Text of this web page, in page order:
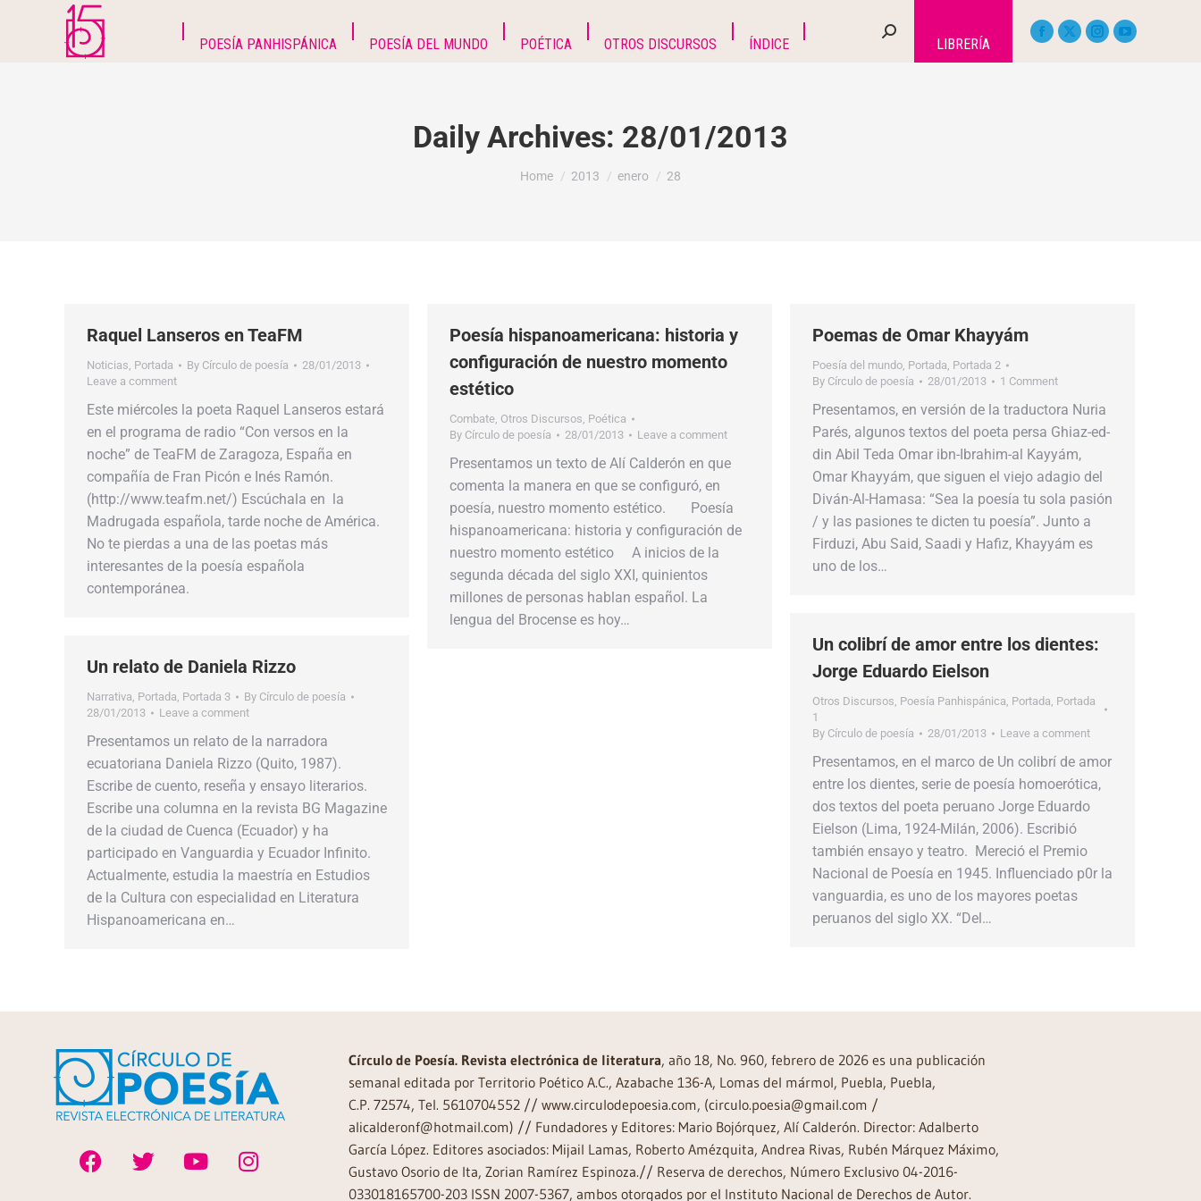
POESÍA PANHISPÁNICA POESÍA DEL MUNDO POÉTICA OTROS DISCURSOS ÍNDICE LIBRERÍA
Daily Archives: 28/01/2013
You are here:
Home 2013 enero 28
Raquel Lanseros en TeaFM
Noticias, Portada By Círculo de poesía
28/01/2013
Leave a comment
Este miércoles la poeta Raquel Lanseros estará
en el programa de radio “Con versos en la
noche” de TeaFM de Zaragoza, España en
compañía de Fran Picón e Inés Ramón.
(http://www.teafm.net/) Escúchala en la
Madrugada española, tarde noche de América.
No te pierdas a una de las poetas más
interesantes de la poesía española
contemporánea.
Poesía hispanoamericana: historia y
configuración de nuestro momento
estético
Combate, Otros Discursos, Poética
By Círculo de poesía 28/01/2013 Leave a comment
Presentamos un texto de Alí Calderón en que
comenta la manera en que se configuró, en
poesía, nuestro momento estético. Poesía
hispanoamericana: historia y configuración de
nuestro momento estético A inicios de la
segunda década del siglo XXI, quinientos
millones de personas hablan español. La
lengua del Brocense es hoy…
Poemas de Omar Khayyám
Poesía del mundo, Portada, Portada 2
By Círculo de poesía 28/01/2013 1 Comment
Presentamos, en versión de la traductora Nuria
Parés, algunos textos del poeta persa Ghiaz-ed-
din Abil Teda Omar ibn-Ibrahim-al Kayyám,
Omar Khayyám, que siguen el viejo adagio del
Diván-Al-Hamasa: “Sea la poesía tu sola pasión
/ y las pasiones te dicten tu poesía”. Junto a
Firduzi, Abu Said, Saadi y Hafiz, Khayyám es
uno de los…
Un colibrí de amor entre los dientes:
Jorge Eduardo Eielson
Otros Discursos, Poesía Panhispánica, Portada, Portada
1
By Círculo de poesía 28/01/2013 Leave a comment
Presentamos, en el marco de Un colibrí de amor
entre los dientes, serie de poesía homoerótica,
dos textos del poeta peruano Jorge Eduardo
Eielson (Lima, 1924-Milán, 2006). Escribió
también ensayo y teatro. Mereció el Premio
Nacional de Poesía en 1945. Influenciado p0r la
vanguardia, es uno de los mayores poetas
peruanos del siglo XX. “Del…
Un relato de Daniela Rizzo
Narrativa, Portada, Portada 3 By Círculo de poesía
28/01/2013
Leave a comment
Presentamos un relato de la narradora
ecuatoriana Daniela Rizzo (Quito, 1987).
Escribe de cuento, reseña y ensayo literarios.
Escribe una columna en la revista BG Magazine
de la ciudad de Cuenca (Ecuador) y ha
participado en Vanguardia y Ecuador Infinito.
Actualmente, estudia la maestría en Estudios
de la Cultura con especialidad en Literatura
Hispanoamericana en…
Círculo de Poesía. Revista electrónica de literatura, año 18, No. 960, febrero de 2026 es una publicación
semanal editada por Territorio Poético A.C., Azabache 136-A, Lomas del mármol, Puebla, Puebla,
C.P. 72574, Tel. 5610704552 // www.circulodepoesia.com, (circulo.poesia@gmail.com /
alicalderonf@hotmail.com) // Fundadores y Editores: Mario Bojórquez, Alí Calderón. Director: Adalberto
García López. Editores asociados: Mijail Lamas, Roberto Amézquita, Andrea Rivas, Rubén Márquez Máximo,
Gustavo Osorio de Ita, Zorian Ramírez Espinoza.// Reserva de derechos, Número Exclusivo 04-2016-
033018165700-203 ISSN 2007-5367, ambos otorgados por el Instituto Nacional de Derechos de Autor.